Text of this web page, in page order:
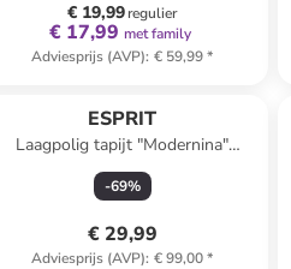
€ 19,99regulier
€ 17,99 met family
Adviesprijs (AVP): € 59,99*
ESPRIT
Laagpolig tapijt "Modernina"
lichtbruin/beige
-69%
€ 29,99
Adviesprijs (AVP): € 99,00*